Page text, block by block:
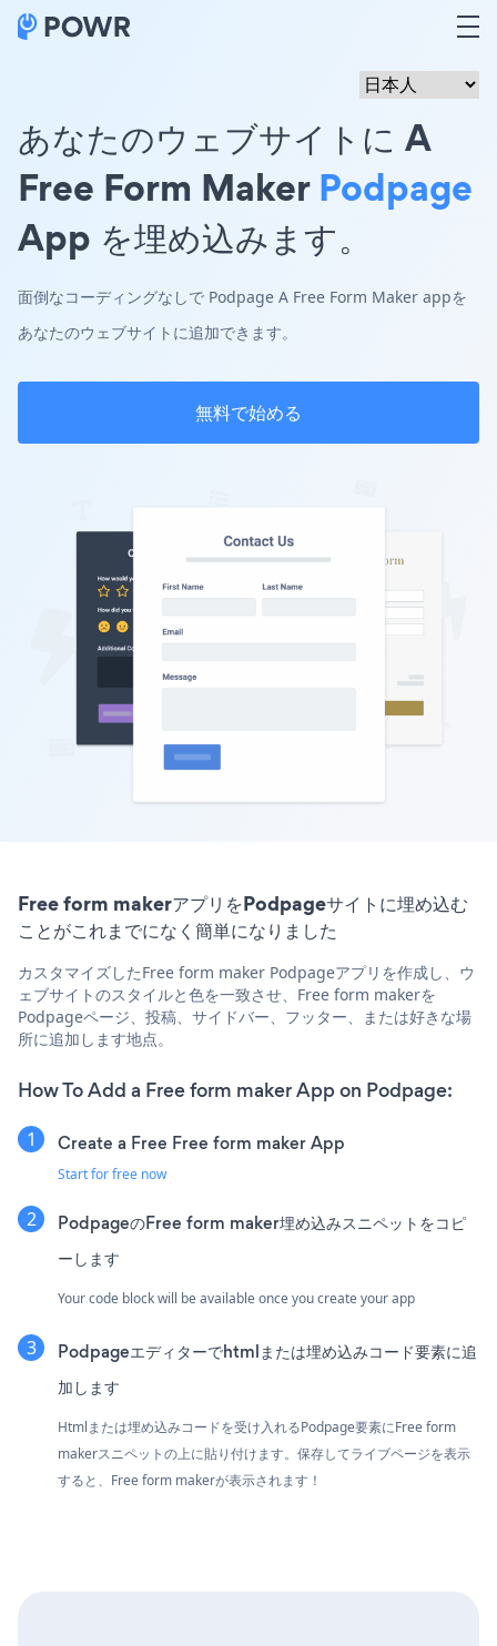
あなたのウェブサイトに A
Free Form MakerPodpage
App を埋め込みます。
面倒なコーディングなしで Podpage A Free Form Maker appを
あなたのウェブサイトに追加できます。
無料で始める
Free form makerアプリをPodpageサイトに埋め込む
ことがこれまでになく簡単になりました
カスタマイズしたFree form maker Podpageアプリを作成し、ウ
ェブサイトのスタイルと色を一致させ、Free form makerを
Podpageページ、投稿、サイドバー、フッター、または好きな場
所に追加します地点。
How To Add a Free form maker App on Podpage:
Create a Free Free form maker App
Start for free now
PodpageのFree form maker埋め込みスニペットをコピ
ーします
Your code block will be available once you create your app
Podpageエディターでhtmlまたは埋め込みコード要素に追
加します
Htmlまたは埋め込みコードを受け入れるPodpage要素にFree form
makerスニペットの上に貼り付けます。保存してライブページを表示
すると、Free form makerが表示されます！